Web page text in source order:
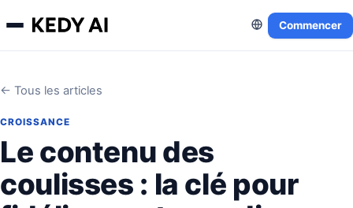
Commencer
← Tous les articles
CROISSANCE
Le contenu des
coulisses : la clé pour